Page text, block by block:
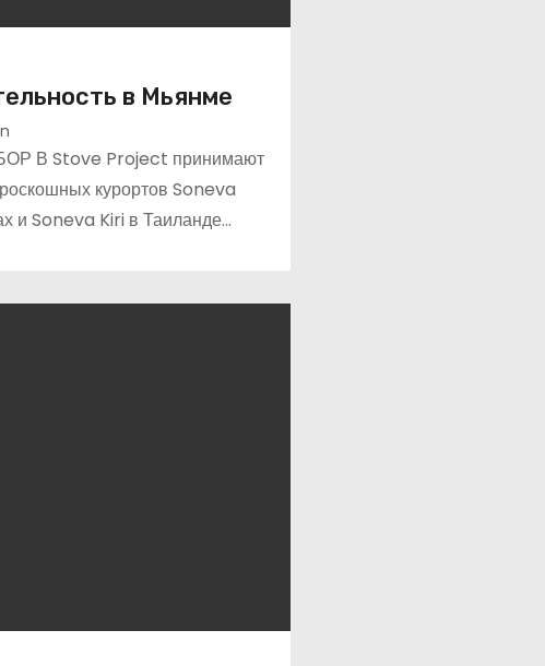
в Мьянме
В Stove Project принимают
курортов Soneva
и Soneva Kiri в Таиланде…